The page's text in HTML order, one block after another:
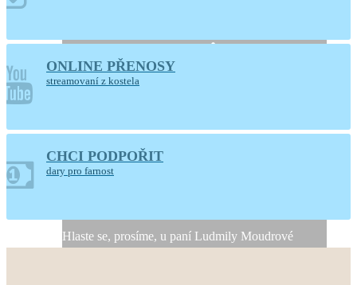
Marie
Ústí nad Orlicí
Generální úklid kostela
Hlaste se, prosíme, u paní Ludmily Moudrové
ONLINE PŘENOSY
streamovaní z kostela
CHCI PODPOŘIT
dary pro farnost